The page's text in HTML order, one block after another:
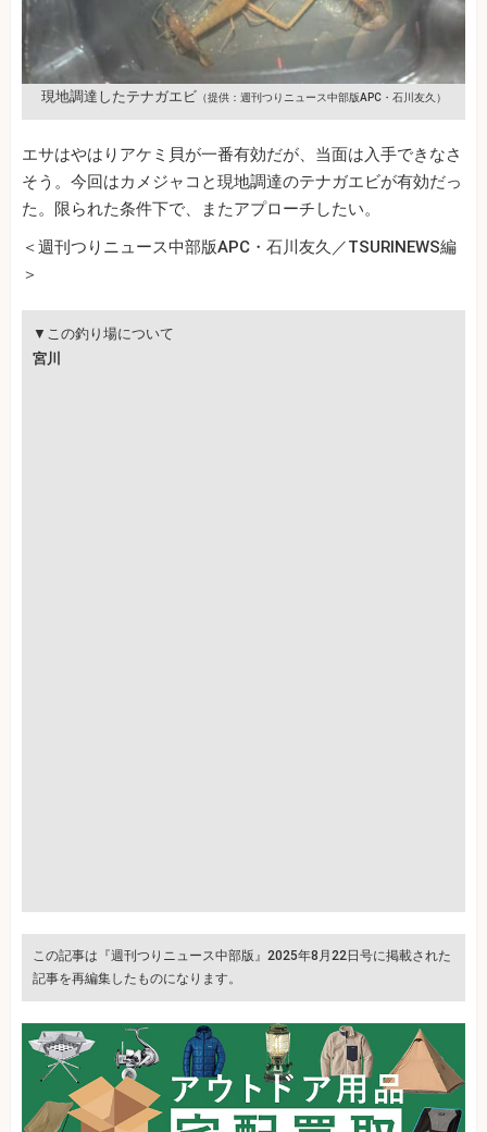
現地調達したテナガエビ （提供：週刊つりニュース中部版APC・石川友久）
エサはやはりアケミ貝が一番有効だが、当面は入手できなさ
そう。今回はカメジャコと現地調達のテナガエビが有効だっ
た。限られた条件下で、またアプローチしたい。
＜週刊つりニュース中部版APC・石川友久／TSURINEWS編
＞
▼この釣り場について
宮川
この記事は『週刊つりニュース中部版』2025年8月22日号に掲載された
記事を再編集したものになります。